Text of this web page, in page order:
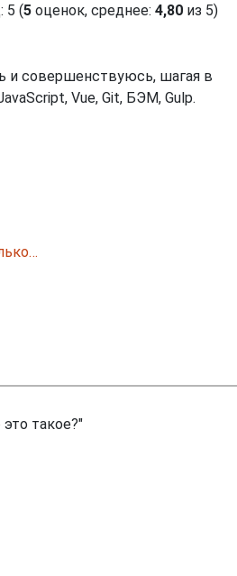
(5 оценок, среднее: 4,80 из 5)
и совершенствуюсь, шагая в
Vue, Git, БЭМ, Gulp.
такое?"